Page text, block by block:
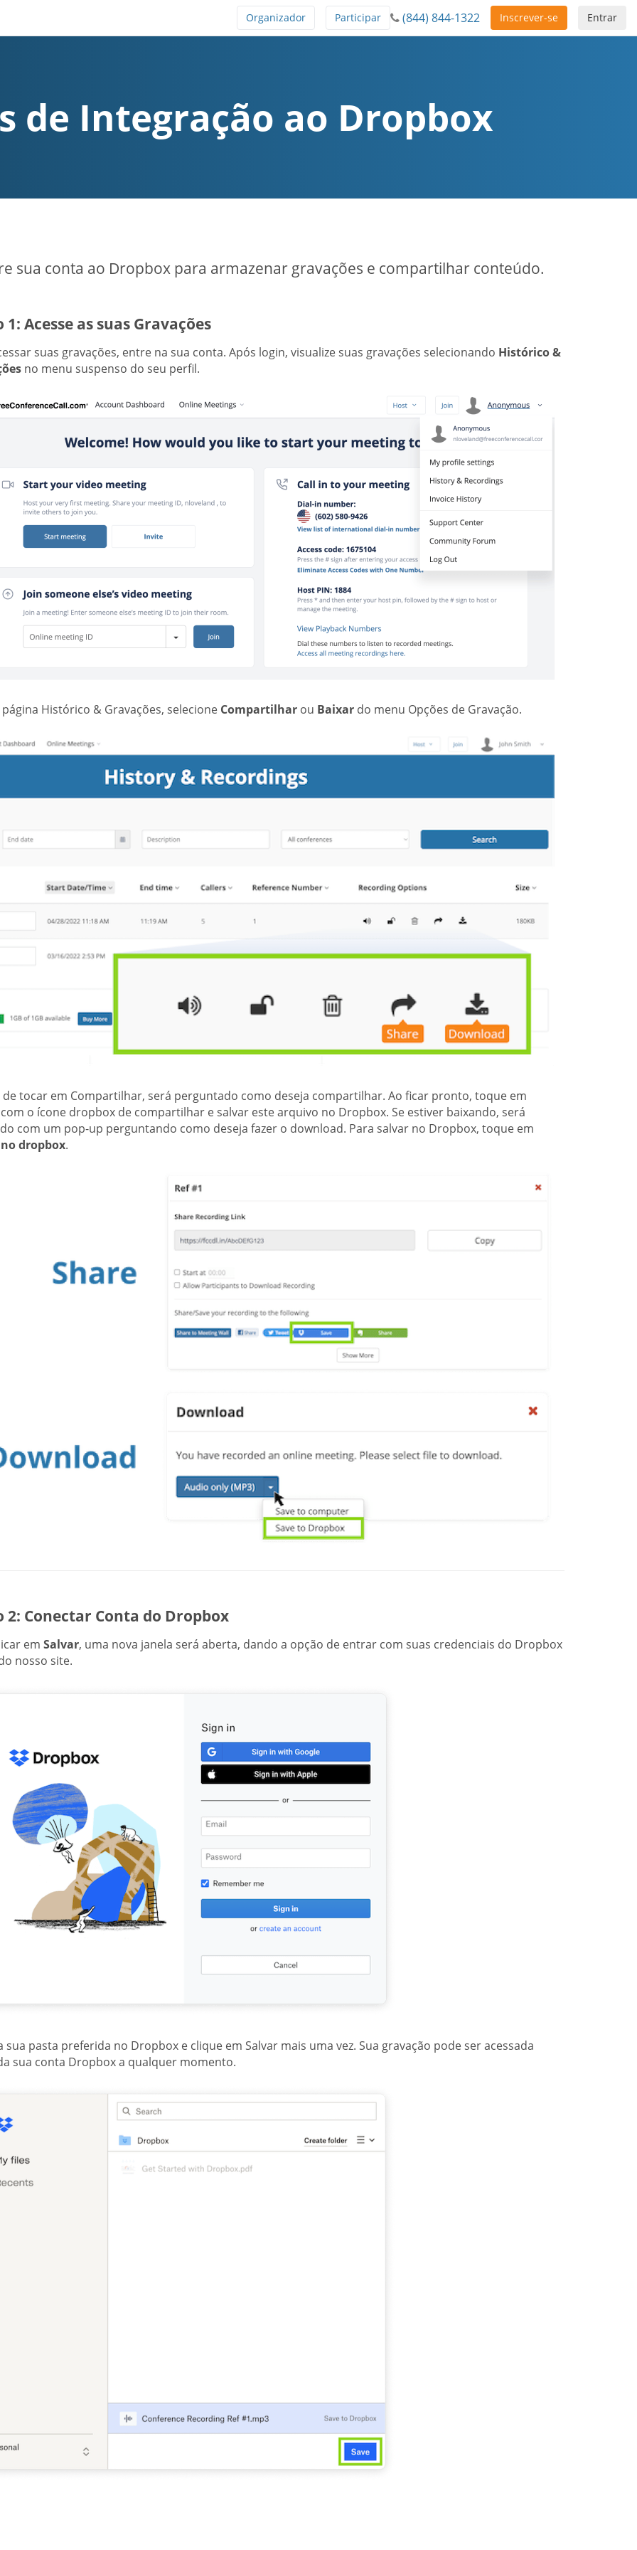
Entrar
Inscrever-se
(844) 844-1322
Participar
Organizador
de Integração ao Dropbox
sua conta ao Dropbox para armazenar gravações e compartilhar conteúdo.
1: Acesse as suas Gravações
suas gravações, entre na sua conta. Após login, visualize suas gravações selecionando Histórico &
no menu suspenso do seu perfil.
página Histórico & Gravações, selecione Compartilharou Baixardo menu Opções de Gravação.
de tocar em Compartilhar, será perguntado como deseja compartilhar. Ao ficar pronto, toque em
o ícone dropbox de compartilhar e salvar este arquivo no Dropbox. Se estiver baixando, será
com um pop-up perguntando como deseja fazer o download. Para salvar no Dropbox, toque em
dropbox.
2: Conectar Conta do Dropbox
em Salvar, uma nova janela será aberta, dando a opção de entrar com suas credenciais do Dropbox
nosso site.
sua pasta preferida no Dropbox e clique em Salvar mais uma vez. Sua gravação pode ser acessada
sua conta Dropbox a qualquer momento.